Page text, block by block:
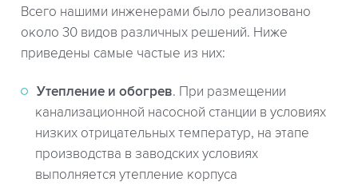
Всего нашими инженерами было реализовано
около 30 видов различных решений. Ниже
приведены самые частые из них:
Утепление и обогрев. При размещении
канализационной насосной станции в условиях
низких отрицательных температур, на этапе
производства в заводских условиях
выполняется утепление корпуса